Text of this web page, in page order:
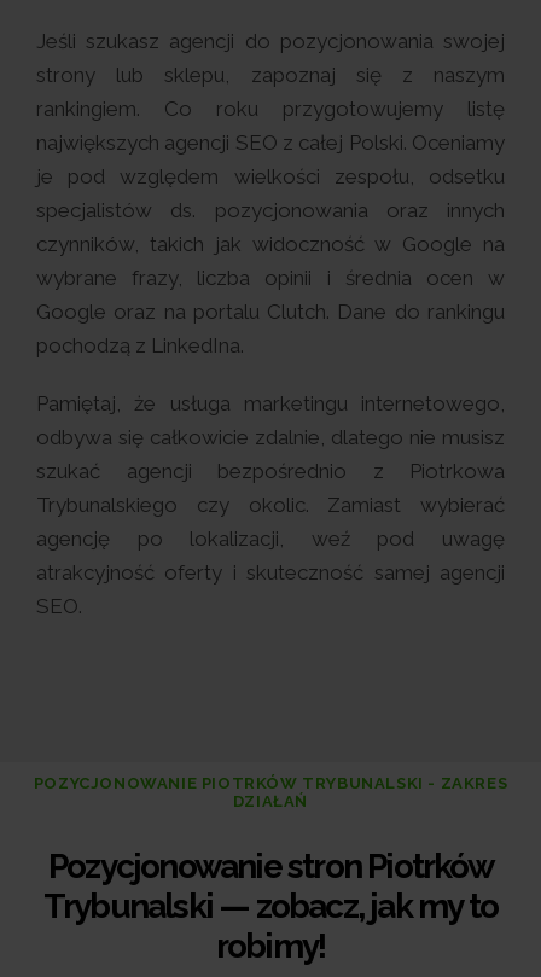
Jeśli szukasz agencji do pozycjonowania swojej
strony lub sklepu, zapoznaj się z naszym
rankingiem. Co roku przygotowujemy listę
największych agencji SEO z całej Polski. Oceniamy
je pod względem wielkości zespołu, odsetku
specjalistów ds. pozycjonowania oraz innych
czynników, takich jak widoczność w Google na
wybrane frazy, liczba opinii i średnia ocen w
Google oraz na portalu Clutch. Dane do rankingu
pochodzą z LinkedIna.
Pamiętaj, że usługa marketingu internetowego,
odbywa się całkowicie zdalnie, dlatego nie musisz
szukać agencji bezpośrednio z Piotrkowa
Trybunalskiego czy okolic. Zamiast wybierać
agencję po lokalizacji, weź pod uwagę
atrakcyjność oferty i skuteczność samej agencji
SEO.
POZYCJONOWANIE PIOTRKÓW TRYBUNALSKI - ZAKRES
DZIAŁAŃ
Pozycjonowanie stron Piotrków
Trybunalski — zobacz, jak my to
robimy!